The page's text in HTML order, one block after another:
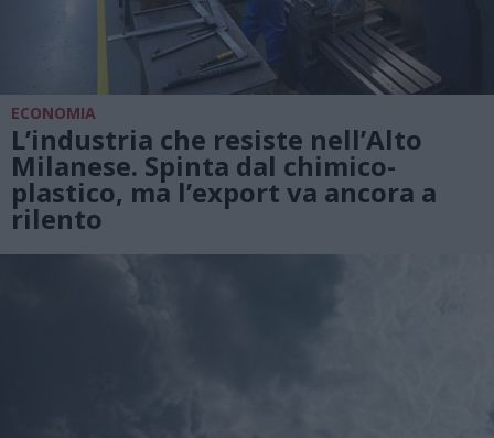
ECONOMIA
L’industria che resiste nell’Alto
Milanese. Spinta dal chimico-
plastico, ma l’export va ancora a
rilento